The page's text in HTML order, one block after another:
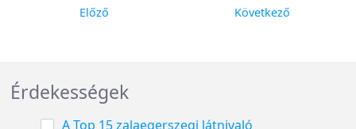
Előző Következő
Érdekességek
A Top 15 zalaegerszegi látnivaló